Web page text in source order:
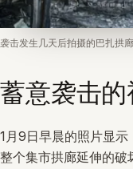
蓄意袭击的
1月9日早晨的照片显
整个集市拱廊延伸的
袭击发生几天后拍摄的巴扎拱